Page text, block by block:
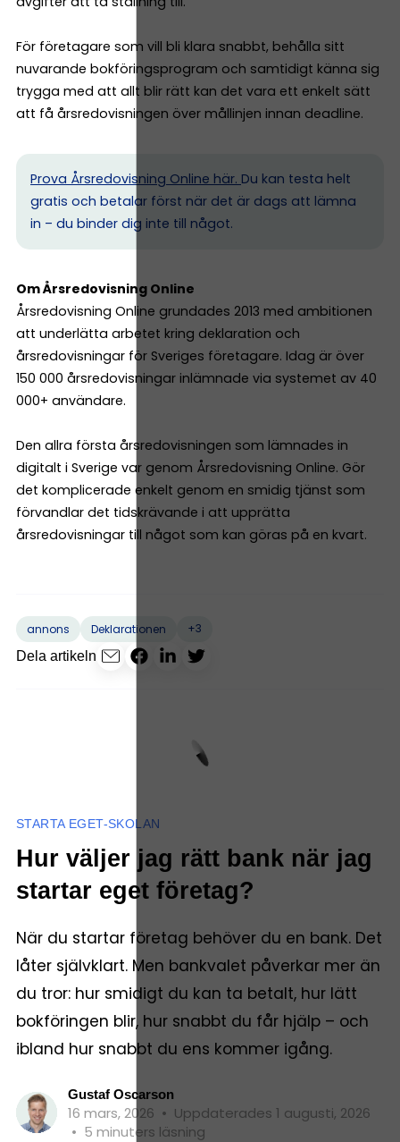
För företagare som vill bli klara snabbt, behålla sitt
nuvarande bokföringsprogram och samtidigt känna sig
trygga med att allt blir rätt kan det vara ett enkelt sätt
att få årsredovisningen över mållinjen innan deadline.
Prova Årsredovisning Online här. Du kan testa helt
gratis och betalar först när det är dags att lämna
in – du binder dig inte till något.
Om Årsredovisning Online
Årsredovisning Online grundades 2013 med ambitionen
att underlätta arbetet kring deklaration och
årsredovisningar för Sveriges företagare. Idag är över
150 000 årsredovisningar inlämnade via systemet av 40
000+ användare.
Den allra första årsredovisningen som lämnades in
digitalt i Sverige var genom Årsredovisning Online. Gör
det komplicerade enkelt genom en smidig tjänst som
förvandlar det tidskrävande i att upprätta
årsredovisningar till något som kan göras på en kvart.
annons Deklarationen
+3
Dela artikeln
STARTA EGET-SKOLAN
Hur väljer jag rätt bank när jag
startar eget företag?
När du startar företag behöver du en bank. Det
låter självklart. Men bankvalet påverkar mer än
du tror: hur smidigt du kan ta betalt, hur lätt
bokföringen blir, hur snabbt du får hjälp – och
ibland hur snabbt du ens kommer igång.
Gustaf Oscarson
16 mars, 2026 • Uppdaterades 1 augusti, 2026
• 5 minuters läsning